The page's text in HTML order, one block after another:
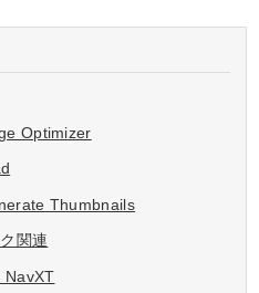
Optimizer
Thumbnails
関連
NavXT